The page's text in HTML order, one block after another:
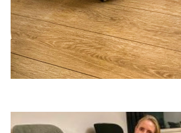
BLOGARTIKELEN
BURGERS & BIER